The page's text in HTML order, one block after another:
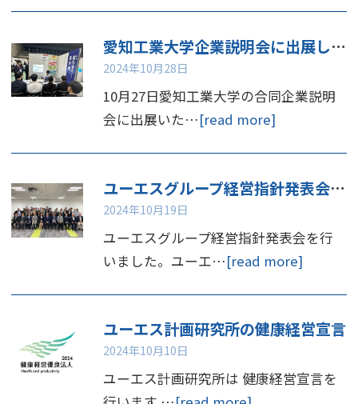
愛知工業大学企業説明会に出展しました
2024年10月28日
10月27日愛知工業大学の合同企業説明
会に出展いた…[read more]
ユーエスグループ経営指針発表会を行いました
2024年10月19日
ユーエスグループ経営指針発表会を行
いました。ユーエ…[read more]
ユーエス計画研究所の健康経営宣言
2024年10月10日
ユーエス計画研究所は 健康経営宣言を